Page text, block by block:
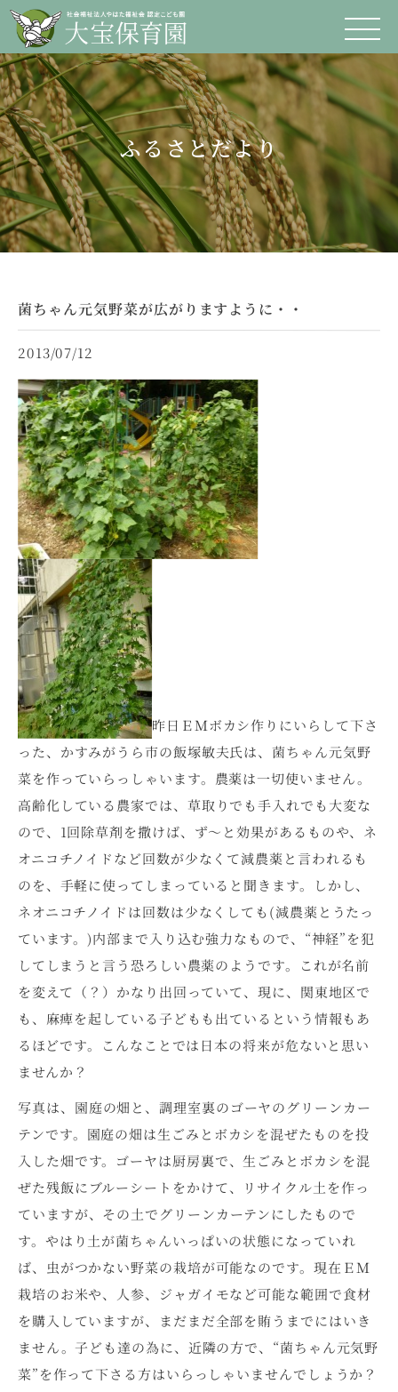
ふるさとだより
菌ちゃん元気野菜が広がりますように・・
2013/07/12
昨日ＥＭボカシ作りにいらして下さ
った、かすみがうら市の飯塚敏夫氏は、菌ちゃん元気野
菜を作っていらっしゃいます。農薬は一切使いません。
高齢化している農家では、草取りでも手入れでも大変な
ので、1回除草剤を撒けば、ず～と効果があるものや、ネ
オニコチノイドなど回数が少なくて減農薬と言われるも
のを、手軽に使ってしまっていると聞きます。しかし、
ネオニコチノイドは回数は少なくしても(減農薬とうたっ
ています。)内部まで入り込む強力なもので、“神経”を犯
してしまうと言う恐ろしい農薬のようです。これが名前
を変えて（？）かなり出回っていて、現に、関東地区で
も、麻痺を起している子どもも出ているという情報もあ
るほどです。こんなことでは日本の将来が危ないと思い
ませんか？
写真は、園庭の畑と、調理室裏のゴーヤのグリーンカー
テンです。園庭の畑は生ごみとボカシを混ぜたものを投
入した畑です。ゴーヤは厨房裏で、生ごみとボカシを混
ぜた残飯にブルーシートをかけて、リサイクル土を作っ
ていますが、その土でグリーンカーテンにしたもので
す。やはり土が菌ちゃんいっぱいの状態になっていれ
ば、虫がつかない野菜の栽培が可能なのです。現在ＥＭ
栽培のお米や、人参、ジャガイモなど可能な範囲で食材
を購入していますが、まだまだ全部を賄うまでにはいき
ません。子ども達の為に、近隣の方で、“菌ちゃん元気野
菜”を作って下さる方はいらっしゃいませんでしょうか？